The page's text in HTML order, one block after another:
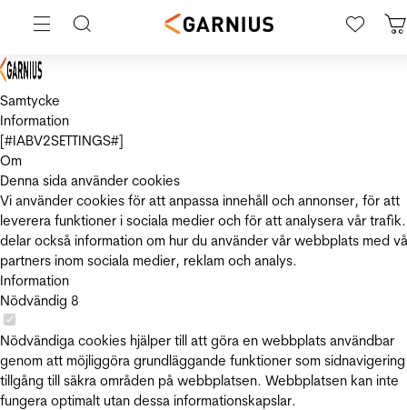
Samtycke
Information
[#IABV2SETTINGS#]
Om
Denna sida använder cookies
Vi använder cookies för att anpassa innehåll och annonser, för att
leverera funktioner i sociala medier och för att analysera vår
delar också information om hur du använder vår webbplats med
partners inom sociala medier, reklam och analys.
Information
Nödvändig 8
Nödvändiga cookies hjälper till att göra en webbplats användbar
genom att möjliggöra grundläggande funktioner som
tillgång till säkra områden på webbplatsen. Webbplatsen kan inte
fungera optimalt utan dessa informationskapslar.